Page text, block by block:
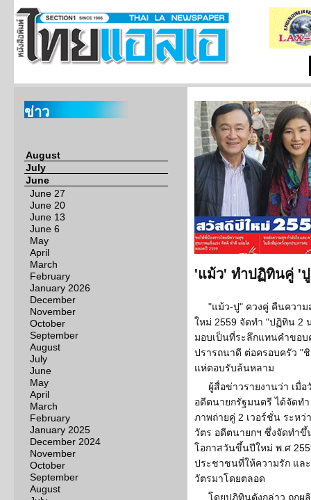
ข่าว
August
July
June
June 27
June 20
June 13
June 6
May
April
March
February
January 2026
December
November
October
September
August
July
June
May
April
March
February
January 2025
December 2024
November
October
September
August
'แม้ว' ทำปฏิทินคู่ '
"แม้ว-ปู" ควงคู่ คืนควา
ใหม่ 2559 จัดทำ "ปฏิทิน 2
มอบเป็นที่ระลึกแทนคำขอ
ปรารถนาดี ต่อครอบครัว
แห่ตอบรับล้นหลาม
ผู้สื่อข่าวรายงานว่า เมื่
อดีตนายกรัฐมนตรี ได้จัดท
ภาพถ่ายคู่ 2 เวอร์ชั่น ระห
วัตร อดีตนายกฯ ซึ่งจัดทำขึ้
โอกาสวันขึ้นปีใหม่ พ.ศ
ประชาชนที่ให้ความรัก แล
วัตรมาโดยตลอด
โดยปฏิทินดังกล่าว ถูกผ